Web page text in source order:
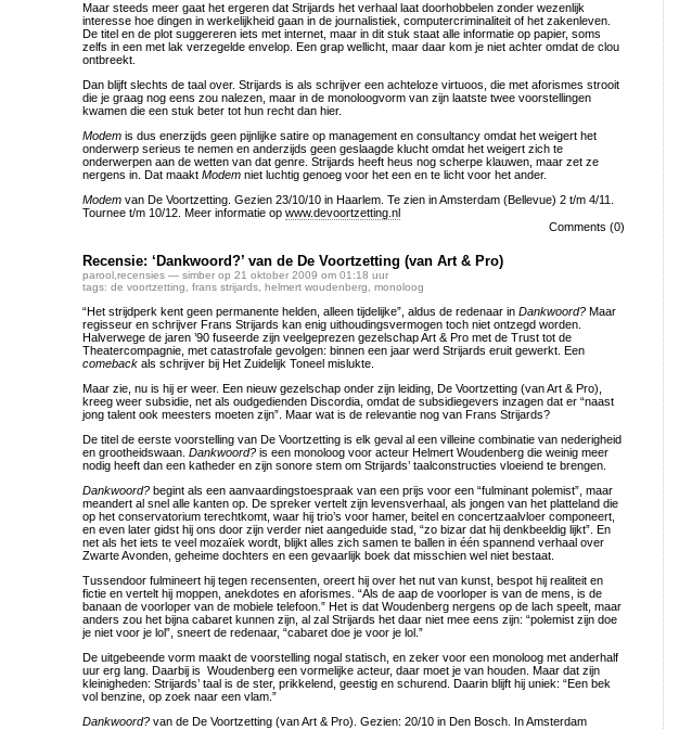
Maar steeds meer gaat het ergeren dat Strijards het verhaal laat doorhobbelen zonder wezenlijk
interesse hoe dingen in werkelijkheid gaan in de journalistiek, computercriminaliteit of het zakenleven.
De titel en de plot suggereren iets met internet, maar in dit stuk staat alle informatie op papier, soms
zelfs in een met lak verzegelde envelop. Een grap wellicht, maar daar kom je niet achter omdat de clou
ontbreekt.
Dan blijft slechts de taal over. Strijards is als schrijver een achteloze virtuoos, die met aforismes strooit
die je graag nog eens zou nalezen, maar in de monoloogvorm van zijn laatste twee voorstellingen
kwamen die een stuk beter tot hun recht dan hier.
Modem is dus enerzijds geen pijnlijke satire op management en consultancy omdat het weigert het
onderwerp serieus te nemen en anderzijds geen geslaagde klucht omdat het weigert zich te
onderwerpen aan de wetten van dat genre. Strijards heeft heus nog scherpe klauwen, maar zet ze
nergens in. Dat maakt Modem niet luchtig genoeg voor het een en te licht voor het ander.
Modem van De Voortzetting. Gezien 23/10/10 in Haarlem. Te zien in Amsterdam (Bellevue) 2 t/m 4/11.
Tournee t/m 10/12. Meer informatie op www.devoortzetting.nl
Comments (0)
Recensie: ‘Dankwoord?’ van de De Voortzetting (van Art & Pro)
parool recensies — simber op 21 oktober 2009 om 01:18 uur
tags: de voortzetting frans strijards helmert woudenberg monoloog
“Het strijdperk kent geen permanente helden, alleen tijdelijke”, aldus de redenaar in Dankwoord? Maar
regisseur en schrijver Frans Strijards kan enig uithoudingsvermogen toch niet ontzegd worden.
Halverwege de jaren ’90 fuseerde zijn veelgeprezen gezelschap Art & Pro met de Trust tot de
Theatercompagnie, met catastrofale gevolgen: binnen een jaar werd Strijards eruit gewerkt. Een
comeback als schrijver bij Het Zuidelijk Toneel mislukte.
Maar zie, nu is hij er weer. Een nieuw gezelschap onder zijn leiding, De Voortzetting (van Art & Pro),
kreeg weer subsidie, net als oudgedienden Discordia, omdat de subsidiegevers inzagen dat er “naast
jong talent ook meesters moeten zijn”. Maar wat is de relevantie nog van Frans Strijards?
De titel de eerste voorstelling van De Voortzetting is elk geval al een villeine combinatie van nederigheid
en grootheidswaan. Dankwoord? is een monoloog voor acteur Helmert Woudenberg die weinig meer
nodig heeft dan een katheder en zijn sonore stem om Strijards’ taalconstructies vloeiend te brengen.
Dankwoord? begint als een aanvaardingstoespraak van een prijs voor een “fulminant polemist”, maar
meandert al snel alle kanten op. De spreker vertelt zijn levensverhaal, als jongen van het platteland die
op het conservatorium terechtkomt, waar hij trio’s voor hamer, beitel en concertzaalvloer componeert,
en even later gidst hij ons door zijn verder niet aangeduide stad, “zo bizar dat hij denkbeeldig lijkt”. En
net als het iets te veel mozaïek wordt, blijkt alles zich samen te ballen in één spannend verhaal over
Zwarte Avonden, geheime dochters en een gevaarlijk boek dat misschien wel niet bestaat.
Tussendoor fulmineert hij tegen recensenten, oreert hij over het nut van kunst, bespot hij realiteit en
fictie en vertelt hij moppen, anekdotes en aforismes. “Als de aap de voorloper is van de mens, is de
banaan de voorloper van de mobiele telefoon.” Het is dat Woudenberg nergens op de lach speelt, maar
anders zou het bijna cabaret kunnen zijn, al zal Strijards het daar niet mee eens zijn: “polemist zijn doe
je niet voor je lol”, sneert de redenaar, “cabaret doe je voor je lol.”
De uitgebeende vorm maakt de voorstelling nogal statisch, en zeker voor een monoloog met anderhalf
uur erg lang. Daarbij is Woudenberg een vormelijke acteur, daar moet je van houden. Maar dat zijn
kleinigheden: Strijards’ taal is de ster, prikkelend, geestig en schurend. Daarin blijft hij uniek: “Een bek
vol benzine, op zoek naar een vlam.”
Dankwoord? van de De Voortzetting (van Art & Pro). Gezien: 20/10 in Den Bosch. In Amsterdam